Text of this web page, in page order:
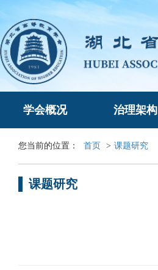
学会概况 治理架构
您当前的位置： 首页 > 课题研究
课题研究